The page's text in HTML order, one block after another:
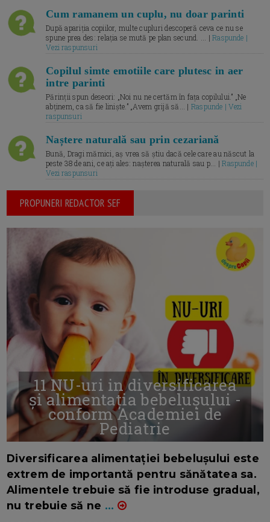
Cum ramanem un cuplu, nu doar parinti
După apariția copiilor, multe cupluri descoperă ceva ce nu se
spune prea des: relația se mută pe plan secund. ... |Raspunde |
Vezi raspunsuri
Copilul simte emotiile care plutesc in aer
intre parinti
Părinții spun deseori: „Noi nu ne certăm în fața copilului.” „Ne
abținem, ca să fie liniște.” „Avem grijă să... | Raspunde | Vezi
raspunsuri
Naștere naturală sau prin cezariană
Bună, Dragi mămici, aș vrea să știu dacă cele care au născut la
peste 38 de ani, ce ați ales: nașterea naturală sau p... |Raspunde |
Vezi raspunsuri
PROPUNERI REDACTOR SEF
11 NU-uri in diversificarea
și alimentația bebelușului -
conform Academiei de
Pediatrie
Diversificarea alimentației bebelușului este
extrem de importantă pentru sănătatea sa.
Alimentele trebuie să fie introduse gradual,
nu trebuie să ne ...